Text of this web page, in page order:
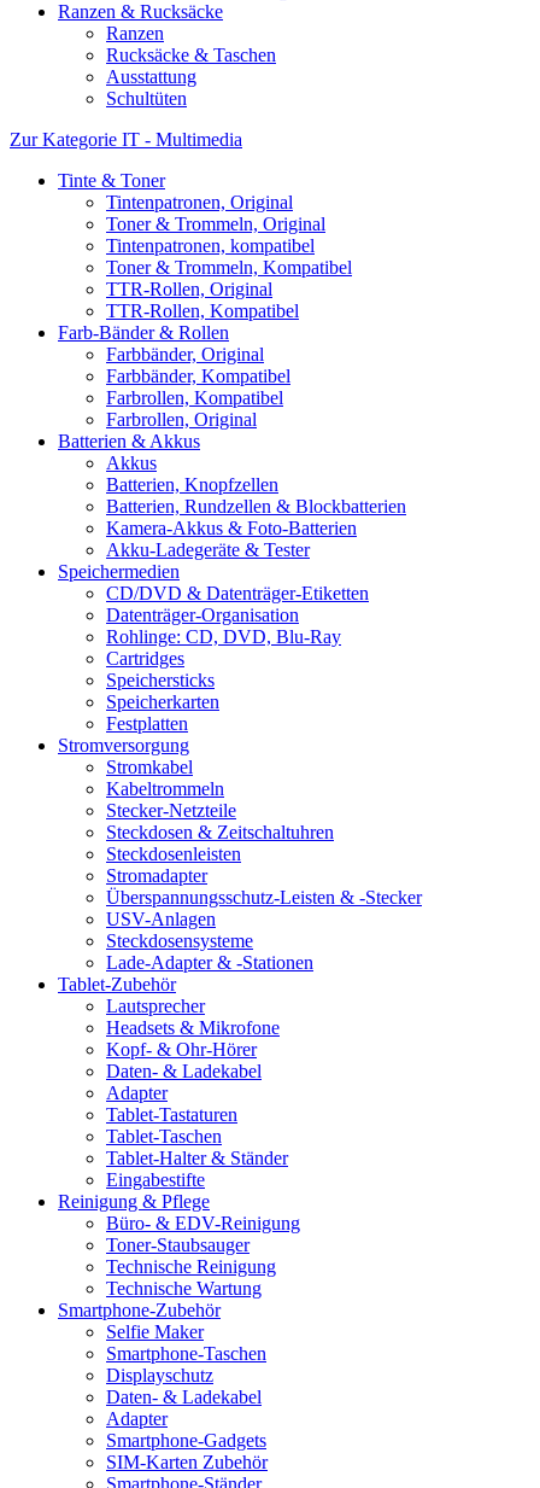
Ranzen & Rucksäcke
Ranzen
Rucksäcke & Taschen
Ausstattung
Schultüten
Zur Kategorie IT - Multimedia
Tinte & Toner
Tintenpatronen, Original
Toner & Trommeln, Original
Tintenpatronen, kompatibel
Toner & Trommeln, Kompatibel
TTR-Rollen, Original
TTR-Rollen, Kompatibel
Farb-Bänder & Rollen
Farbbänder, Original
Farbbänder, Kompatibel
Farbrollen, Kompatibel
Farbrollen, Original
Batterien & Akkus
Akkus
Batterien, Knopfzellen
Batterien, Rundzellen & Blockbatterien
Kamera-Akkus & Foto-Batterien
Akku-Ladegeräte & Tester
Speichermedien
CD/DVD & Datenträger-Etiketten
Datenträger-Organisation
Rohlinge: CD, DVD, Blu-Ray
Cartridges
Speichersticks
Speicherkarten
Festplatten
Stromversorgung
Stromkabel
Kabeltrommeln
Stecker-Netzteile
Steckdosen & Zeitschaltuhren
Steckdosenleisten
Stromadapter
Überspannungsschutz-Leisten & -Stecker
USV-Anlagen
Steckdosensysteme
Lade-Adapter & -Stationen
Tablet-Zubehör
Lautsprecher
Headsets & Mikrofone
Kopf- & Ohr-Hörer
Daten- & Ladekabel
Adapter
Tablet-Tastaturen
Tablet-Taschen
Tablet-Halter & Ständer
Eingabestifte
Reinigung & Pflege
Büro- & EDV-Reinigung
Toner-Staubsauger
Technische Reinigung
Technische Wartung
Smartphone-Zubehör
Selfie Maker
Smartphone-Taschen
Displayschutz
Daten- & Ladekabel
Adapter
Smartphone-Gadgets
SIM-Karten Zubehör
Smartphone-Ständer